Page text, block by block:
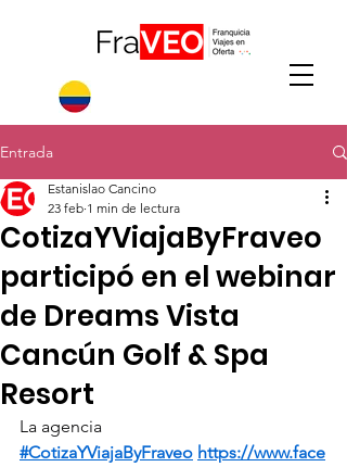
Entrada
CotizaYViajaByFraveo
participó en el webinar
de Dreams Vista
Cancún Golf & Spa
Resort
Estanislao Cancino
23 feb 1 min de lectura
La agencia
#CotizaYViajaByFraveo https://www.face